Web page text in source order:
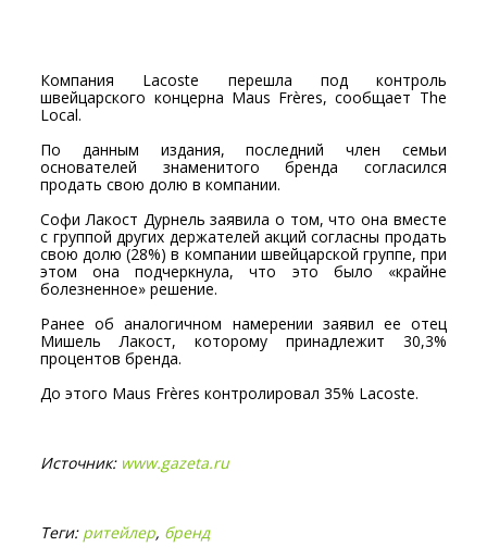
Компания Lacoste перешла под контроль
швейцарского концерна Maus Frères, сообщает The
Local.
По данным издания, последний член семьи
основателей знаменитого бренда согласился
продать свою долю в компании.
Софи Лакост Дурнель заявила о том, что она вместе
с группой других держателей акций согласны продать
свою долю (28%) в компании швейцарской группе, при
этом она подчеркнула, что это было «крайне
болезненное» решение.
Ранее об аналогичном намерении заявил ее отец
Мишель Лакост, которому принадлежит 30,3%
процентов бренда.
До этого Maus Frères контролировал 35% Lacoste.
Источник: www.gazeta.ru
Теги: ритейлер, бренд